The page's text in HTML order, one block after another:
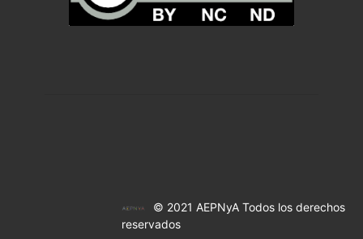
© 2021 AEPNyA Todos los derechos
reservados